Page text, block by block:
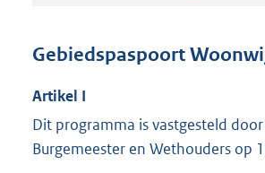
d
r
o
Gebiedspaspoort
Artikel I
Dit programma is vastgesteld
Burgemeester en Wethouders op